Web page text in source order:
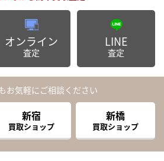
オンライン
査定
LINE
査定
お気軽にご相談ください
新宿
買取ショップ
新橋
買取ショップ